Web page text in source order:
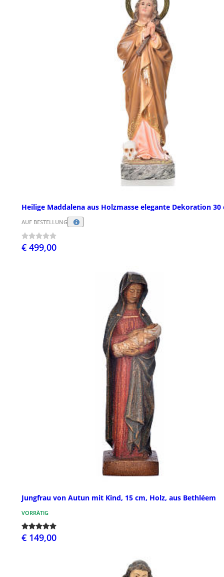
Heilige Maddalena aus Holzmasse elegante Dekoration 30
AUF BESTELLUNG
€ 499,00
Jungfrau von Autun mit Kind, 15 cm, Holz, aus Bethléem
VORRÄTIG
€ 149,00